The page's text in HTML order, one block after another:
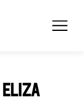
Eliza